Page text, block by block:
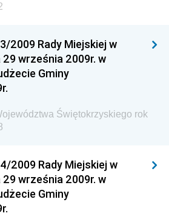
Generalnej Dyrekcji Ochrony
Ministerstwa Administracji,
i Ochrony Środowiska
Ministerstwa Administracji i
Unii Europejskiej, L
Ministerstwa Przemysłu
Ministerstwa Rolnictwa i
2009 Rady Miejskiej w
września 2009r. w
Gminy
Świętokrzyskiego rok
2009 Rady Miejskiej w
września 2009r. w
Gminy